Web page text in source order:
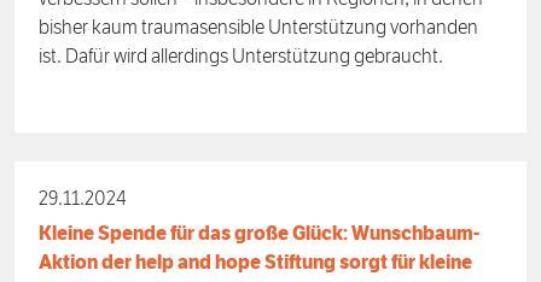
bisher kaum traumasensible Unterstützung vorhanden
ist. Dafür wird allerdings Unterstützung gebraucht.
29.11.2024
Kleine Spende für das große Glück: Wunschbaum-
Aktion der help and hope Stiftung sorgt für kleine